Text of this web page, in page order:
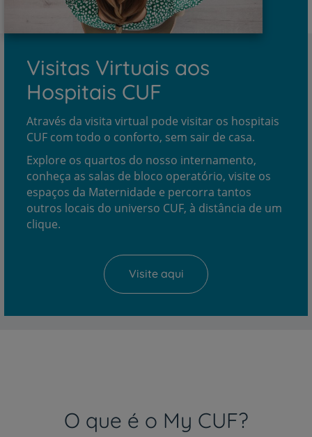
Visitas Virtuais aos
Hospitais CUF
Através da visita virtual pode visitar os hospitais
CUF com todo o conforto, sem sair de casa.
Explore os quartos do nosso internamento,
conheça as salas de bloco operatório, visite os
espaços da Maternidade e percorra tantos
outros locais do universo CUF, à distância de um
clique.
Visite aqui
O que é o My CUF?